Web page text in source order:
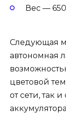
Вес —
Следующая
автономная
цветовой
от сети, так